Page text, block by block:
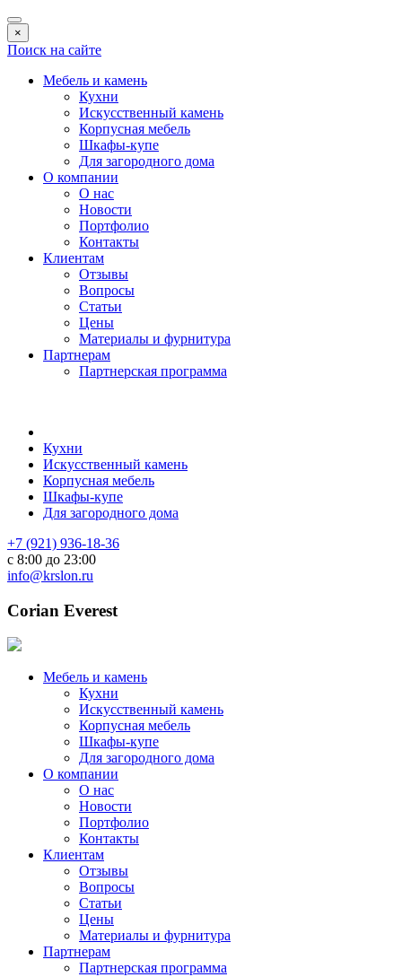
×
Поиск на сайте
Мебель и камень
Кухни
Искусственный камень
Корпусная мебель
Шкафы-купе
Для загородного дома
О компании
О нас
Новости
Портфолио
Контакты
Клиентам
Отзывы
Вопросы
Статьи
Цены
Материалы и фурнитура
Партнерам
Партнерская программа
Кухни
Искусственный камень
Корпусная мебель
Шкафы-купе
Для загородного дома
+7 (921) 936-18-36
с 8:00 до 23:00
info@krslon.ru
Corian Everest
Мебель и камень
Кухни
Искусственный камень
Корпусная мебель
Шкафы-купе
Для загородного дома
О компании
О нас
Новости
Портфолио
Контакты
Клиентам
Отзывы
Вопросы
Статьи
Цены
Материалы и фурнитура
Партнерам
Партнерская программа